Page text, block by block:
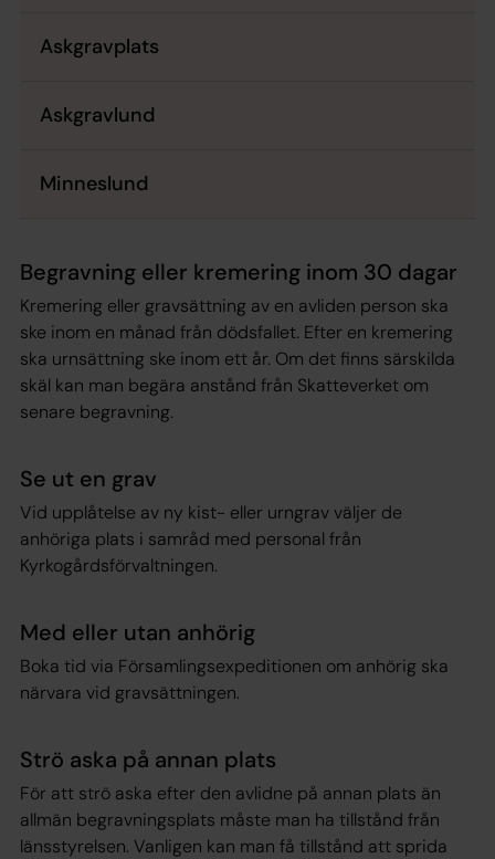
Askgravplats
Askgravlund
Minneslund
Begravning eller kremering inom 30 dagar
Kremering eller gravsättning av en avliden person ska
ske inom en månad från dödsfallet. Efter en kremering
ska urnsättning ske inom ett år. Om det finns särskilda
skäl kan man begära anstånd från Skatteverket om
senare begravning.
Se ut en grav
Vid upplåtelse av ny kist- eller urngrav väljer de
anhöriga plats i samråd med personal från
Kyrkogårdsförvaltningen.
Med eller utan anhörig
Boka tid via Församlingsexpeditionen om anhörig ska
närvara vid gravsättningen.
Strö aska på annan plats
För att strö aska efter den avlidne på annan plats än
allmän begravningsplats måste man ha tillstånd från
länsstyrelsen. Vanligen kan man få tillstånd att sprida